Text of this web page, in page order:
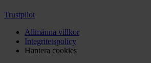
Trustpilot
Allmänna villkor
Integritetspolicy
Hantera cookies